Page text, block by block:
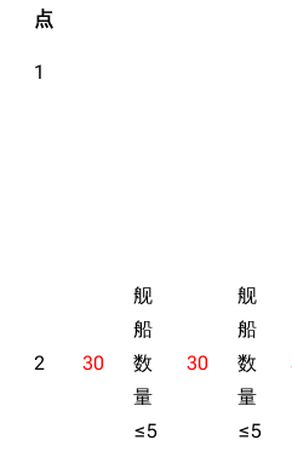
点
1
2 30
舰
船
数
量
≤5
30
舰
船
数
量
≤5